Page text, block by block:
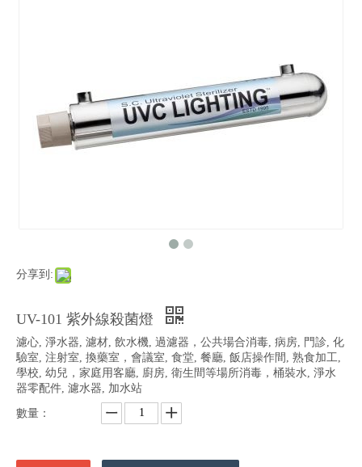
分享到:
UV-101 紫外線殺菌燈
濾心, 淨水器, 濾材, 飲水機, 過濾器，公共場合消毒, 病房, 門診, 化
驗室, 注射室, 換藥室，會議室, 食堂, 餐廳, 飯店操作間, 熟食加工,
學校, 幼兒，家庭用客廳, 廚房, 衛生間等場所消毒，桶裝水, 淨水
器零配件, 濾水器, 加水站
數量：